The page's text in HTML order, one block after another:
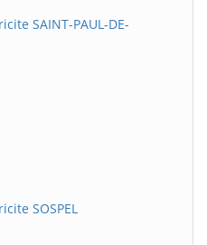
SAINT-PAUL-DE-
SOSPEL